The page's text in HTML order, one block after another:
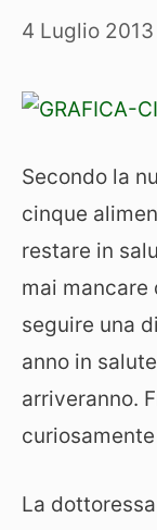
4 Luglio 2013
Secondo la
cinque
restare in
mai mancare
seguire una
anno in
arriveranno.
La